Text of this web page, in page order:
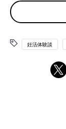
まずは排卵日を
妊活体験談